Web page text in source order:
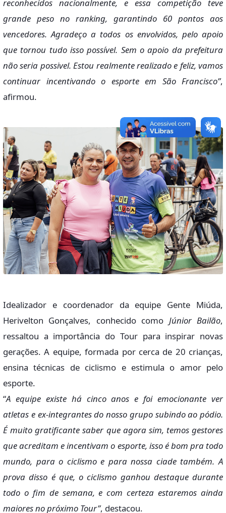
reconhecidos nacionalmente, e essa competição teve
grande peso no ranking, garantindo 60 pontos aos
vencedores. Agradeço a todos os envolvidos, pelo apoio
que tornou tudo isso possível. Sem o apoio da prefeitura
não seria possivel. Estou realmente realizado e feliz, vamos
continuar incentivando o esporte em São Francisco”,
afirmou.
Idealizador e coordenador da equipe Gente Miúda,
Herivelton Gonçalves, conhecido como Júnior Bailão,
ressaltou a importância do Tour para inspirar novas
gerações. A equipe, formada por cerca de 20 crianças,
ensina técnicas de ciclismo e estimula o amor pelo
esporte.
“A equipe existe há cinco anos e foi emocionante ver
atletas e ex-integrantes do nosso grupo subindo ao pódio.
É muito gratificante saber que agora sim, temos gestores
que acreditam e incentivam o esporte, isso é bom pra todo
mundo, para o ciclismo e para nossa ciade também. A
prova disso é que, o ciclismo ganhou destaque durante
todo o fim de semana, e com certeza estaremos ainda
maiores no próximo Tour”, destacou.